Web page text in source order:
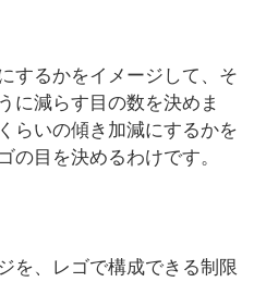
するかをイメージして、そ
に減らす目の数を決めま
らいの傾き加減にするかを
の目を決めるわけです。
を、レゴで構成できる制限